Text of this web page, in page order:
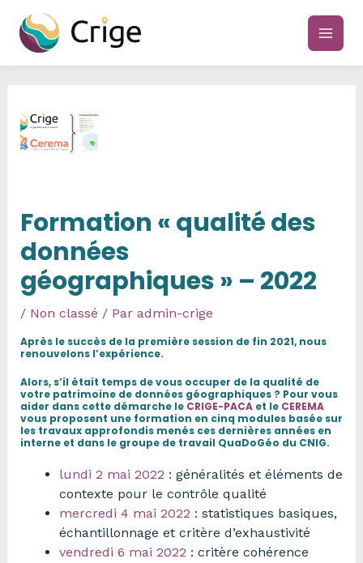
contenu
main
Formation « qualité des
données
géographiques » – 2022
/ Non classé / Par admin-crige
Après le succès de la première session de fin 2021, nous
renouvelons l’expérience.
Alors, s’il était temps de vous occuper de la qualité de
votre patrimoine de données géographiques ? Pour vous
aider dans cette démarche le CRIGE-PACAet le CEREMA
vous proposent une formation en cinq modules basée sur
les travaux approfondis menés ces dernières années en
interne et dans le groupe de travail QuaDoGéo du CNIG.
lundi 2 mai 2022 : généralités et éléments de
contexte pour le contrôle qualité
mercredi 4 mai 2022 : statistiques basiques,
échantillonnage et critère d’exhaustivité
vendredi 6 mai 2022 : critère cohérence